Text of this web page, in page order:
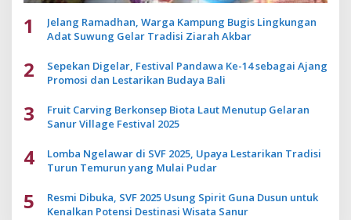
1
Jelang Ramadhan, Warga Kampung Bugis Lingkungan
Adat Suwung Gelar Tradisi Ziarah Akbar
2
Sepekan Digelar, Festival Pandawa Ke-14 sebagai Ajang
Promosi dan Lestarikan Budaya Bali
3
Fruit Carving Berkonsep Biota Laut Menutup Gelaran
Sanur Village Festival 2025
4
Lomba Ngelawar di SVF 2025, Upaya Lestarikan Tradisi
Turun Temurun yang Mulai Pudar
5
Resmi Dibuka, SVF 2025 Usung Spirit Guna Dusun untuk
Kenalkan Potensi Destinasi Wisata Sanur